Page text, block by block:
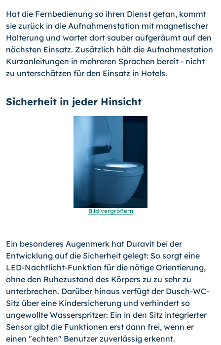
Hat die Fernbedienung so ihren Dienst getan, kommt
sie zurück in die Aufnahmenstation mit magnetischer
Halterung und wartet dort sauber aufgeräumt auf den
nächsten Einsatz. Zusätzlich hält die Aufnahmestation
Kurzanleitungen in mehreren Sprachen bereit - nicht
zu unterschätzen für den Einsatz in Hotels.
Sicherheit in jeder Hinsicht
Bild vergrößern
Ein besonderes Augenmerk hat Duravit bei der
Entwicklung auf die Sicherheit gelegt: So sorgt eine
LED-Nachtlicht-Funktion für die nötige Orientierung,
ohne den Ruhezustand des Körpers zu zu sehr zu
unterbrechen. Darüber hinaus verfügt der Dusch-WC-
Sitz über eine Kindersicherung und verhindert so
ungewollte Wasserspritzer: Ein in den Sitz integrierter
Sensor gibt die Funktionen erst dann frei, wenn er
einen "echten" Benutzer zuverlässig erkennt.